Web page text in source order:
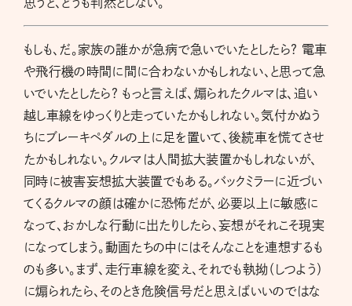
思うと、どうも判然としない。
もしも、だ。家族の誰かが急病で急いでいたとしたら? 電車
や飛行機の時間に間に合わないかもしれない、と思って急
いでいたとしたら? もっと言えば、煽られたクルマは、追い
越し車線をゆっくりと走っていたかもしれない。気付かぬう
ちにブレーキペダルの上に足を置いて、後続車を慌てさせ
たかもしれない。クルマは人間拡大装置かもしれないが、
同時に被害妄想拡大装置でもある。バックミラーに近づい
てくるクルマの顔は確かに恐怖だが、必要以上に敏感に
なって、おかしな行動に出たりしたら、妄想がそれこそ現実
になってしまう。動画たちの中にはそんなことを連想するも
のも多い。まず、走行車線を変え、それでも執拗（しつよう）
に煽られたら、そのとき危険信号だと思えばいいのではな